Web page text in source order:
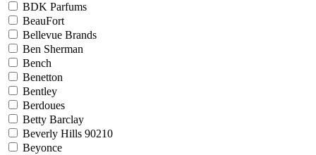
BDK Parfums
BeauFort
Bellevue Brands
Ben Sherman
Bench
Benetton
Bentley
Berdoues
Betty Barclay
Beverly Hills 90210
Beyonce